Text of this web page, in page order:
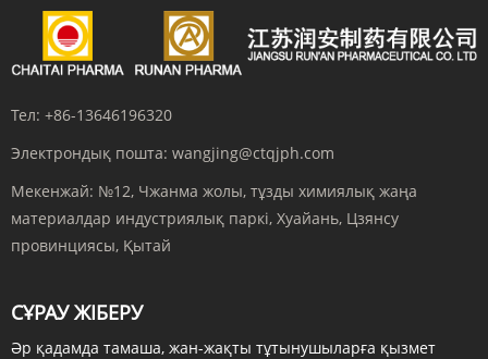
Тел: +86-13646196320
Электрондық пошта: wangjing@ctqjph.com
Мекенжай: №12, Чжанма жолы, тұзды химиялық жаңа
материалдар индустриялық паркі, Хуайань, Цзянсу
провинциясы, Қытай
СҰРАУ ЖІБЕРУ
Әр қадамда тамаша, жан-жақты тұтынушыларға қызмет